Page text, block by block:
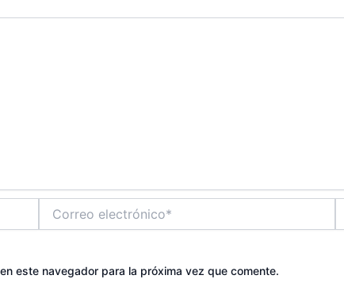
electrónico*
este navegador para la próxima vez que comente.